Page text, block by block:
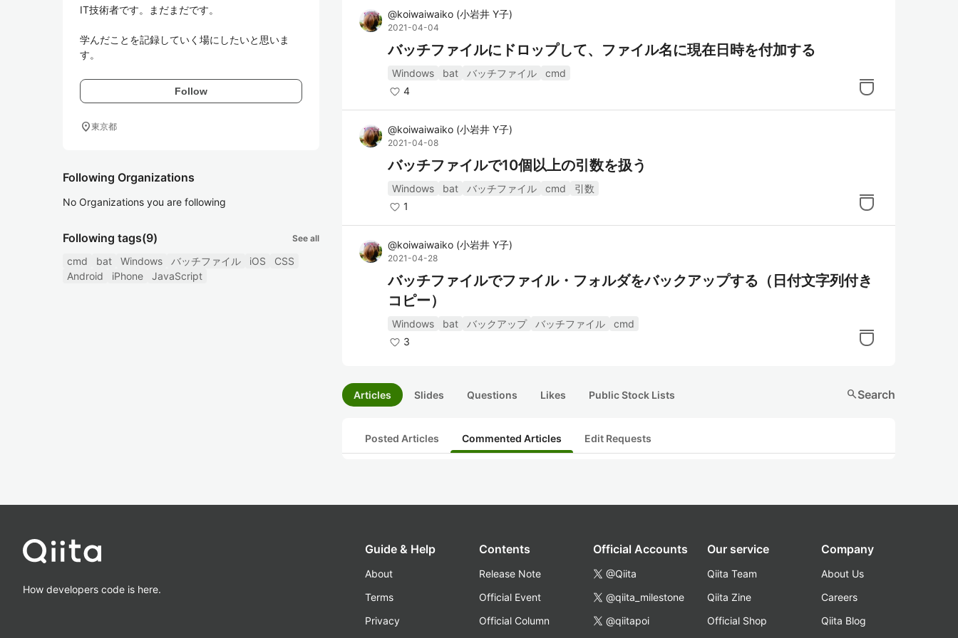
IT技術者です。まだまだです。
学んだことを記録していく場にしたいと思いま
す。
Follow
location_on東京都
Following Organizations
No Organizations you are following
Following tags(9) See all
cmd bat Windows バッチファイル iOS
CSS
Android
iPhone JavaScript
@koiwaiwaiko (小岩井 Y子)
2021-04-04
バッチファイルにドロップして、ファイル名に現在日時を付加する
Windows bat バッチファイル
cmd
4
@koiwaiwaiko (小岩井 Y子)
2021-04-08
バッチファイルで10個以上の引数を扱う
Windows bat バッチファイル cmd
引数
1
@koiwaiwaiko (小岩井 Y子)
2021-04-28
バッチファイルでファイル・フォルダをバックアップする（日付文字列付き
コピー）
Windows bat バックアップ バッチファイル
cmd
3
Articles Slides Questions Likes Public Stock Lists searchSearch
Posted Articles Commented Articles Edit Requests
How developers code is here.
Guide & Help
About
Terms
Privacy
Contents
Release Note
Official Event
Official Column
Official Accounts
@Qiita
@qiita_milestone
@qiitapoi
Our service
Qiita Team
Qiita Zine
Official Shop
Company
About Us
Careers
Qiita Blog